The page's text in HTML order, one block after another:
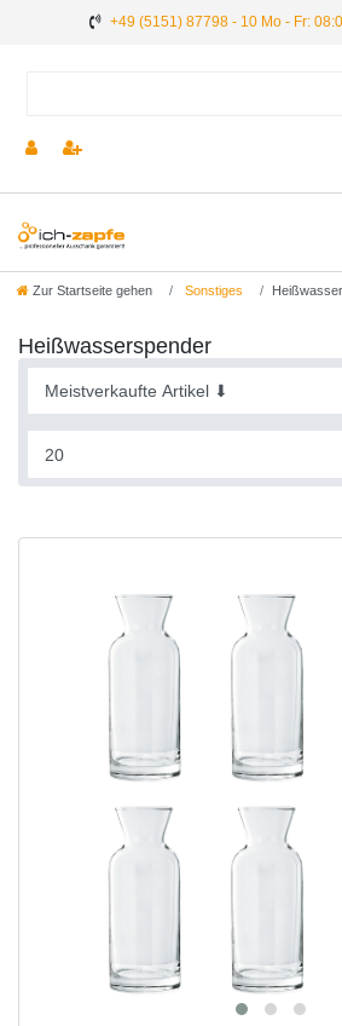
+49 (5151) 87798 - 10 Mo - Fr:
Zur Startseite gehen Sonstiges
Heißwasserspender